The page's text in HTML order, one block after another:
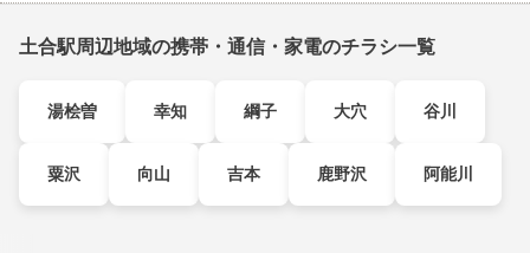
土合駅周辺地域の携帯・通信・家電のチラシ一覧
湯桧曽 幸知 綱子 大穴 谷川
粟沢 向山 吉本 鹿野沢 阿能川